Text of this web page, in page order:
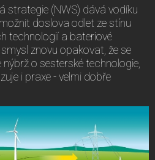
strategie (NWS) dává vodíku
doslova odlet ze stínu
technologií a bateriové
znovu opakovat, že se
o sesterské technologie,
i praxe - velmi dobře